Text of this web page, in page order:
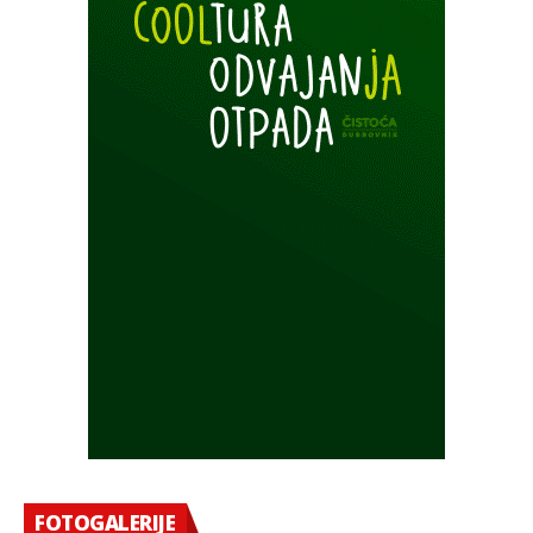
FOTOGALERIJE